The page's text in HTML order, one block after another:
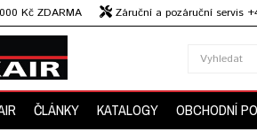
Kč ZDARMA Záruční a pozáruční servis
ČLÁNKY KATALOGY OBCHODNÍ